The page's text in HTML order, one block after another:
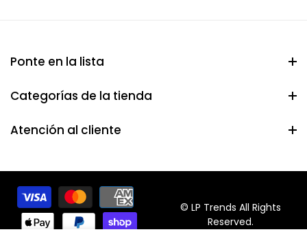
Ponte en la lista
Categorías de la tienda
Atención al cliente
© LP Trends All Rights
Reserved.